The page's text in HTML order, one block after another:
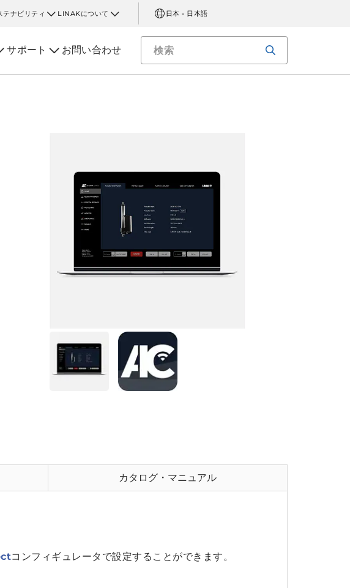
テナビリティ LINAKについて 日本 - 日本語
サポート お問い合わせ
カタログ・マニュアル
コンフィギュレータで設定することができます。